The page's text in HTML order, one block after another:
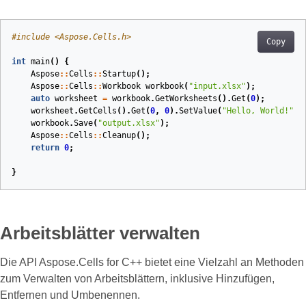
Copy
#include <Aspose.Cells.h>
int main()
{
Aspose::Cells ::Startup();
Aspose::Cells ::Workbook workbook( "input.xlsx" ) ;
auto worksheet = workbook.GetWorksheets ().Get (0);
worksheet .GetCells ().Get (0, 0).SetValue( "Hello, World!"
workbook.Save( "output.xlsx" );
Aspose::Cells ::Cleanup();
return 0;
}
Arbeitsblätter verwalten
Die API Aspose.Cells for C++ bietet eine Vielzahl an Methoden
zum Verwalten von Arbeitsblättern, inklusive Hinzufügen,
Entfernen und Umbenennen.